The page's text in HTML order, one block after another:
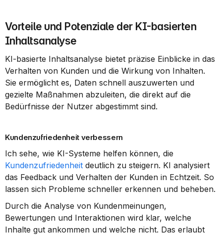
Vorteile und Potenziale der KI-basierten
Inhaltsanalyse
KI-basierte Inhaltsanalyse bietet präzise Einblicke in das
Verhalten von Kunden und die Wirkung von Inhalten.
Sie ermöglicht es, Daten schnell auszuwerten und
gezielte Maßnahmen abzuleiten, die direkt auf die
Bedürfnisse der Nutzer abgestimmt sind.
Kundenzufriedenheit verbessern
Kundenzufriedenheit deutlich zu steigern. KI analysiert
das Feedback und Verhalten der Kunden in Echtzeit. So
lassen sich Probleme schneller erkennen und beheben.
Durch die Analyse von Kundenmeinungen,
Bewertungen und Interaktionen wird klar, welche
Inhalte gut ankommen und welche nicht. Das erlaubt